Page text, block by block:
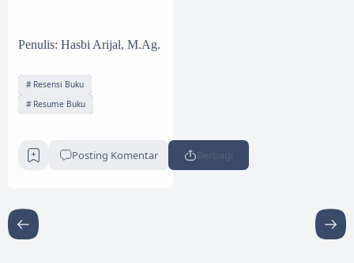
Penulis: Hasbi Arijal, M.Ag.
Resensi Buku
Resume Buku
Posting Komentar Berbagi